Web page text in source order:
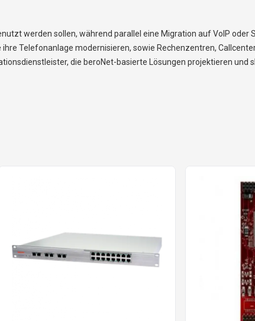
werden sollen, während parallel eine Migration auf VoIP oder
Telefonanlage modernisieren, sowie Rechenzentren,
die beroNet-basierte Lösungen projektieren und